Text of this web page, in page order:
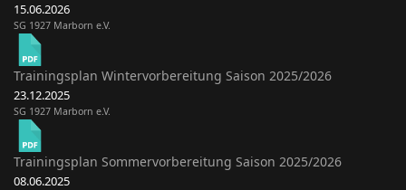
15.06.2026
SG 1927 Marborn e.V.
Trainingsplan Wintervorbereitung Saison 2025/2026
23.12.2025
SG 1927 Marborn e.V.
Trainingsplan Sommervorbereitung Saison 2025/2026
08.06.2025